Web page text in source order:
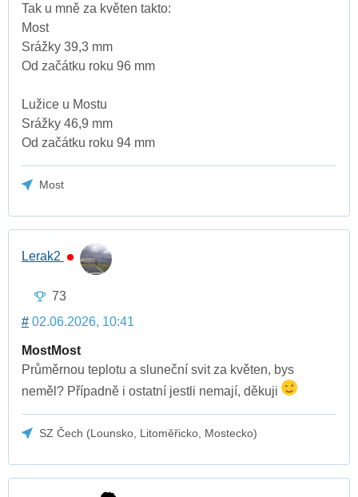
Tak u mně za květen takto:
Most
Srážky 39,3 mm
Od začátku roku 96 mm
Lužice u Mostu
Srážky 46,9 mm
Od začátku roku 94 mm
Most
Lerak2
73
# 02.06.2026, 10:41
MostMost
Průměrnou teplotu a sluneční svit za květen, bys
neměl? Případně i ostatní jestli nemají, děkuji
SZ Čech (Lounsko, Litoměřicko, Mostecko)